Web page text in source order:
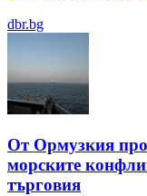
dbr.bg
От Ормузкия
морските
търговия